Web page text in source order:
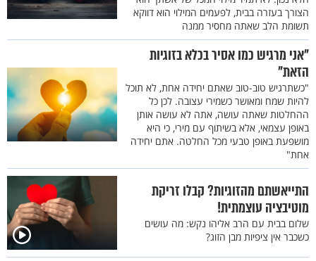
הצורך בעזרה בבית, לפעמים המילוי הוא דווקא
תשומת הלב שאתה מחסיר ממנה
"אני מרגיש כמו אסיר בכלא בזוגיות
הזאת"
"כשתרגיש טוב-טוב שאתם יחידה אחת, לא תוכל
להיות שמח ומאושר כשמירי עצובה. לכן כל
ההחלטות שאתה עושה, אתה לא עושה אותן
באופן עצמאי, אלא בשיתוף עם מירי, כי היא
מושפעת באופן טבעי מכל החלטה. אתם יחידה
אחת"
התייאשתם מהזוגיות? קבלו זריקת
מוטיבציה עוצמתית!
שלום בבית עם הרב אליהו נקש: מה עושים
כשכבר אין ציפיות מבן הזוג?